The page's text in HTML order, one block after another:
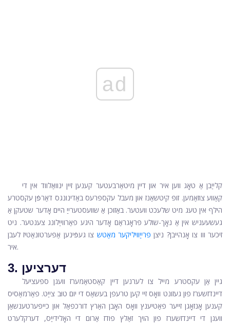
ad
קלייַבן אַ טאָג ווען איר און דיין מיטאַרבעטער קענען זיין ינוואַלווד אין די
קאַווע צוזאַמען. זופּ קיטשאַנז און מעבל עקספּרעס באַדינונגס דאַרפֿן עקסטרע
הילף אין טעג מיט שלעכט וועטער. באַזוכן אַ שוועסטערייַ היים אָדער שטעקן אַ
געשעעניש אין אַ נאָך-שולע פּראָגראַם אָדער היגע פאַרווייַלונג צענטער. ניט
זיכער ווו צו אָנהייבן? ניצן פרייַוויליקער מאַטש צו געפֿינען אַפּערטונאַטיז לעבן
איר.
3. דערציען
גיין אַן עקסטרע מייל צו לערנען דיין קאַסטאַמערז וועגן ספּעציעל
דיינדזשערז פון געזונט וואָס זיי קען טרעפן בעשאַס די יום טוּב צייַט. פאַרמאַסיס
קענען אָנזאָגן זייער פּאַטיענץ וואָס האָבן האַרץ דורכפאַל און כייפּערטענשאַן
וועגן די דיינדזשערז פון הויך זאַלץ פודז אַרום די האָלידייַס, דערקלערט